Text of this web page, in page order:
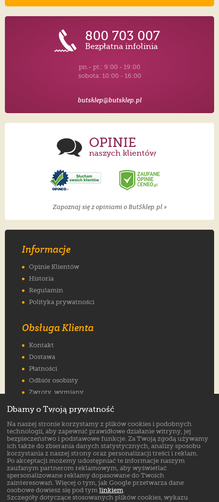
800 703 007
Bezpłatna infolinia
pn.- pt.: 9:00 - 19:00
sobota: 10:00 - 16:00
butsklep@butsklep.pl
OPINIE
naszych klientów
Zapoznaj się z opiniami o ButSklep.pl »
Informacje
Opinie Klientów
Historia
Regulamin
Polityka prywatności
Obsługa Klienta
Kontakt
Dostawa
Płatności
Odbiór osobisty
Zwroty, wymiany
Jak wybrać rozmiar
FAQ
Znajdź nas na:
Dbamy o Twoją prywatność
Na naszej stronie korzystamy z plików cookies i podobnych
technologii, aby zapewnić prawidłowe działanie witryny, jej
bezpieczeństwo i podstawowe funkcje. Za Twoją zgodą używamy
ich także do zbierania danych statystycznych, analizy sposobu
korzystania z naszej strony oraz personalizacji treści i reklam.
Po akceptacji możemy udostępniać te informacje naszym
zaufanym partnerom reklamowym, aby wyświetlać
spersonalizowane reklamy dopasowane do Twoich
zainteresowań. Więcej o tym, jak Google przetwarza dane
osobowe dowiesz się pod tym linkiem.
Szczegóły dotyczące stosowanych plików cookies, wykazu